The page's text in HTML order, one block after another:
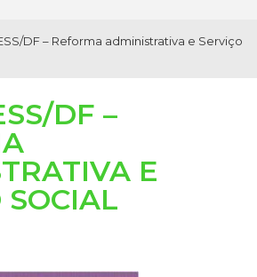
DF – Reforma administrativa e Serviço
DF –
E
SOCIAL